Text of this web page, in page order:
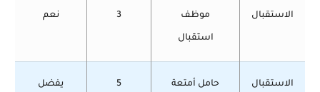
الاستقبال موظف
استقبال
3 نعم
الاستقبال حامل أمتعة 5 يفضل